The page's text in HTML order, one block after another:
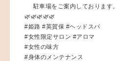
駐車場をご案内しております。
🌿🌿🌿🌿🌿
#姫路 #英賀保 #ヘッドスパ
#女性限定サロン #アロマ
#女性の味方
#身体のメンテナンス